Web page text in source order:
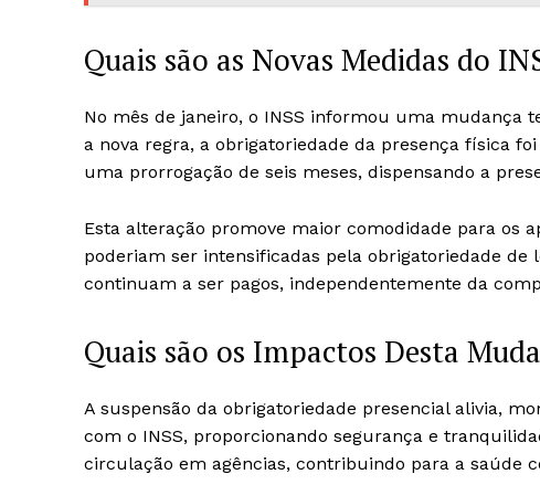
Quais são as Novas Medidas do
No mês de janeiro, o INSS informou uma mudança
a nova regra, a obrigatoriedade da presença física
uma prorrogação de seis meses, dispensando a
Esta alteração promove maior comodidade para os
poderiam ser intensificadas pela obrigatoriedade de
continuam a ser pagos, independentemente da
Quais são os Impactos Desta
A suspensão da obrigatoriedade presencial alivia,
com o INSS, proporcionando segurança e
circulação em agências, contribuindo para a saúde